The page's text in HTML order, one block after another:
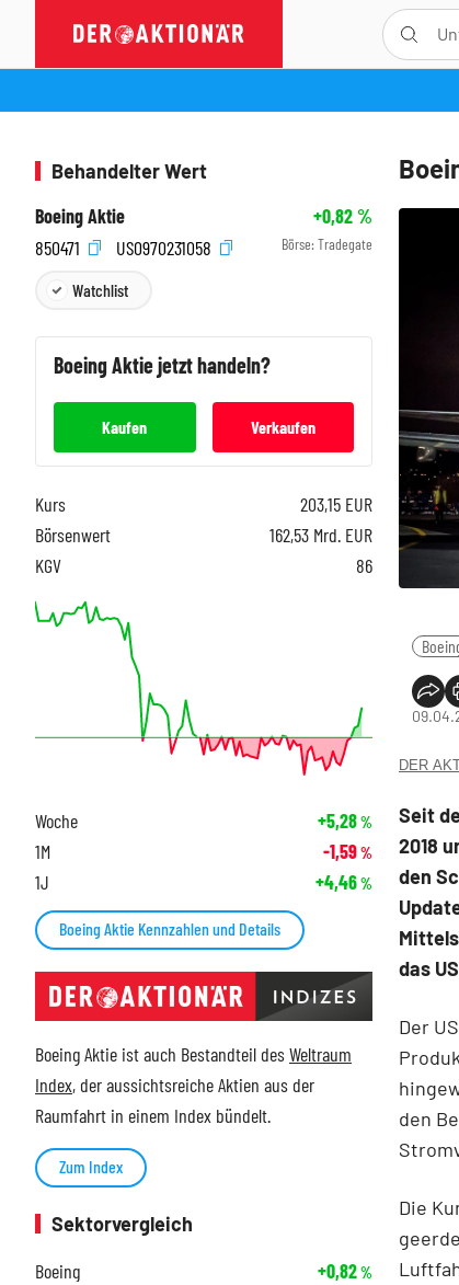
DER
Seit
2018
den
das
Der
den
Die
Behandelter Wert
Boeing Aktie
+0,82%
850471
US0970231058 Börse: Tradegate
Watchlist
BoeingAktie jetzt handeln?
Kaufen Verkaufen
Kurs 203,15 EUR
Börsenwert
162,53 Mrd. EUR
KGV
86
Woche +5,28%
1M -1,59%
1J +4,46%
Boeing Aktie Kennzahlen und Details
Boeing Aktie ist auch Bestandteil desWeltraum
Index, der aussichtsreiche Aktien aus der
Raumfahrt in einem Index bündelt.
Zum Index
Sektorvergleich
Boeing
+0,82%